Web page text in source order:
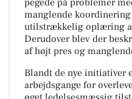
manglende
utilstrækkelig oplæring
Derudover blev der
af højt pres og
Blandt de nye initiativer
arbejdsgange for